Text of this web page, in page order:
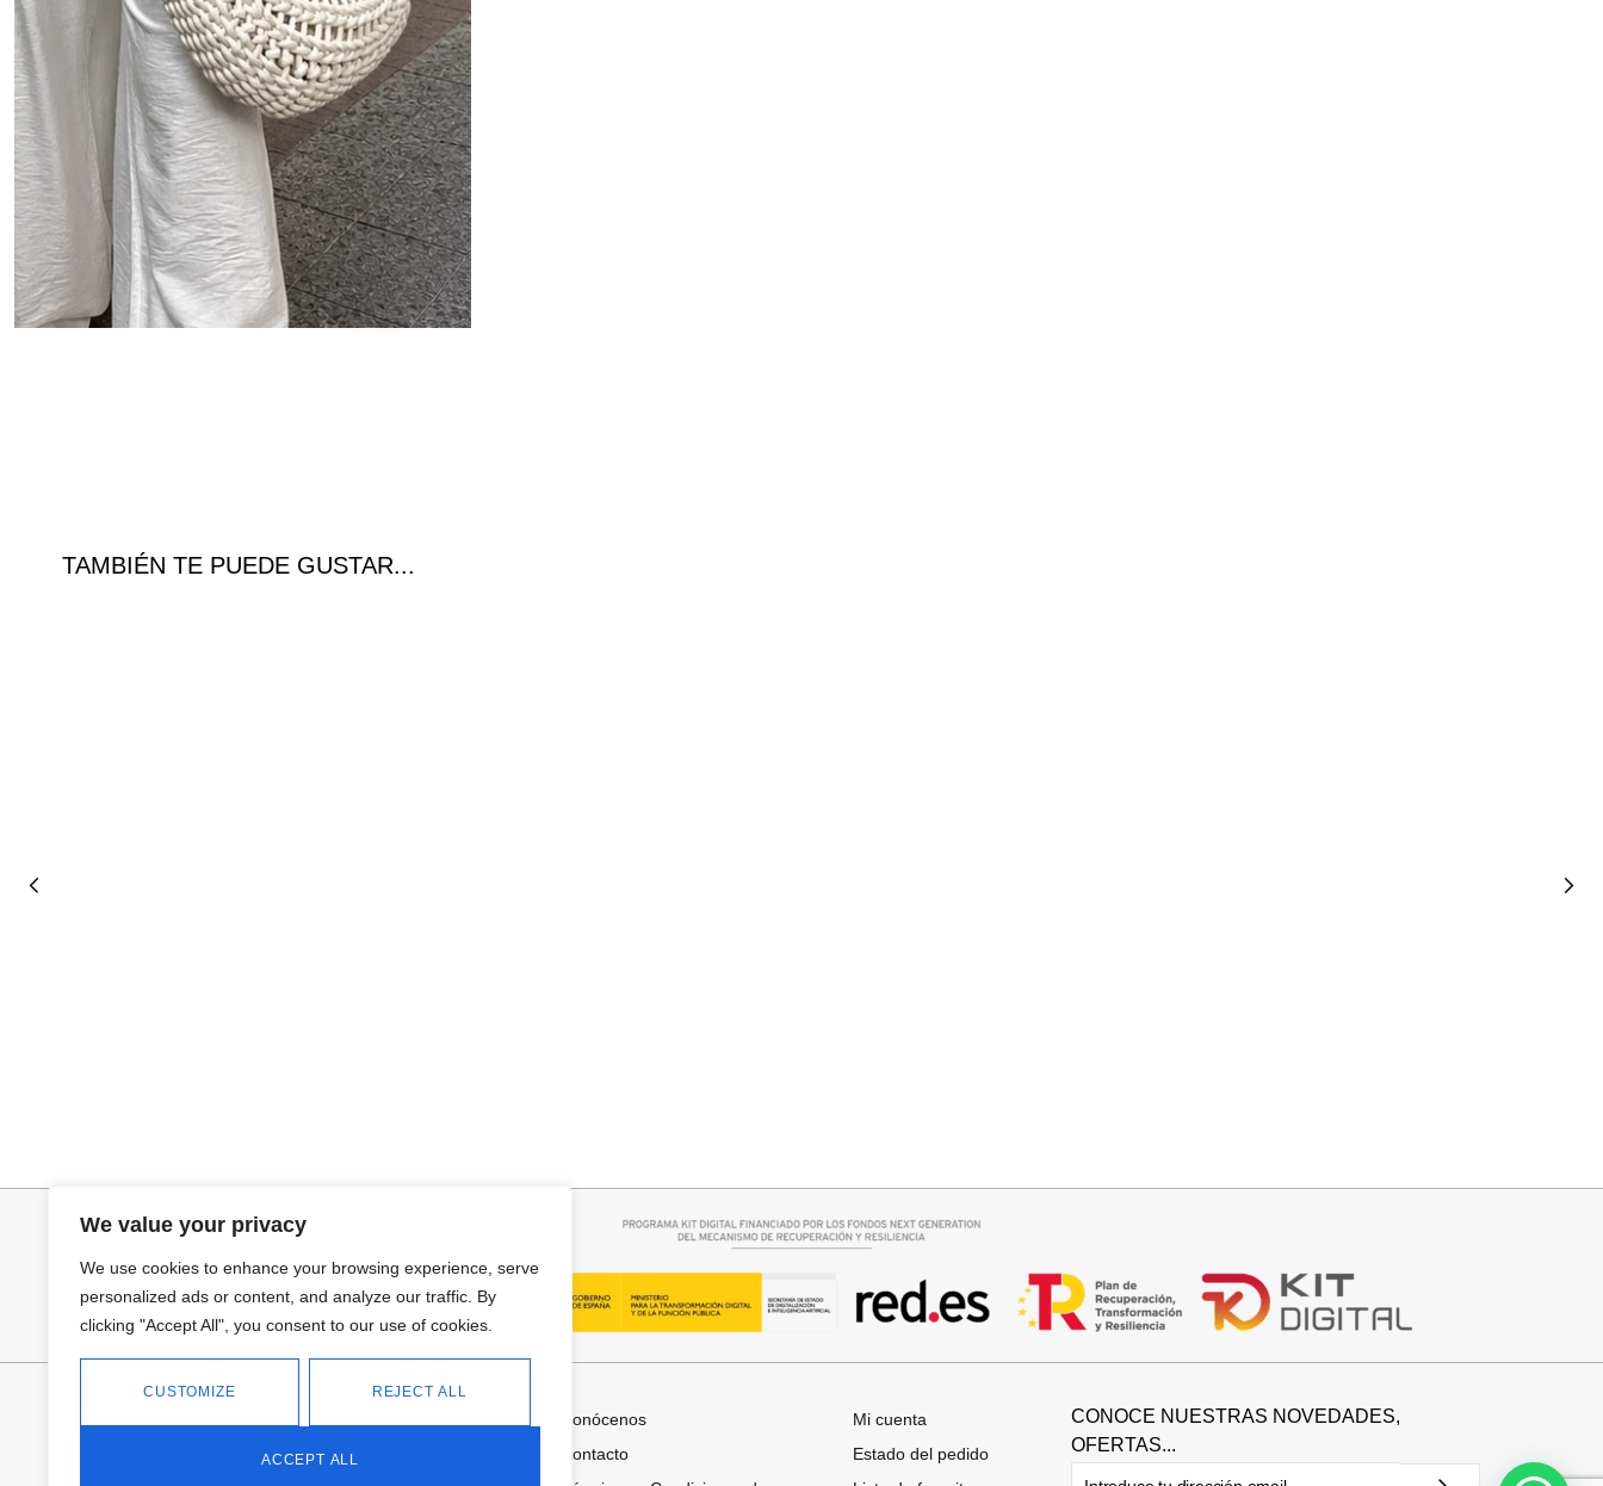
We value your privacy
We use cookies to enhance your browsing experience, serve
personalized ads or content, and analyze our traffic. By
clicking "Accept All", you consent to our use of cookies.
CUSTOMIZE REJECT ALL
ACCEPT ALL
TAMBIÉN TE PUEDE GUSTAR...
FANTASÍA - TIENDA
13700 Tomelloso (Ciudad Real)
Teléfono: 618 11 75 02
Conócenos
Contacto
Mi cuenta
Estado del pedido
CONOCE NUESTRAS NOVEDADES,
OFERTAS...